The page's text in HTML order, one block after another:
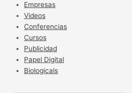
Empresas
Videos
Conferencias
Cursos
Publicidad
Papel Digital
Biologicals